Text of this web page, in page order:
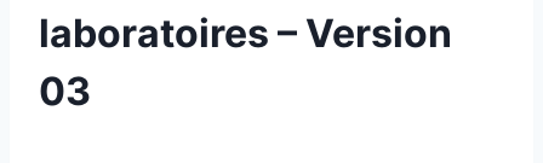
laboratoires – Version
03